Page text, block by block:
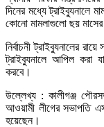
দিনের মধ্যে ট্রাইব্যুনালে
কোনো মামলাগুলো ছয়
নির্বাচনী ট্রাইব্যুনালের
ট্রাইব্যুনালে আপিল করা
করবে।
উল্লেখ্য : কালীগঞ্জ
আওয়ামী লীগের সভাপতি
হয়েছেন।